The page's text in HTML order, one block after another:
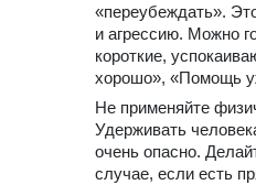
«переубеждать».
и агрессию. Можно
короткие,
хорошо», «Помощь
Не применяйте
Удерживать
очень опасно.
случае, если есть